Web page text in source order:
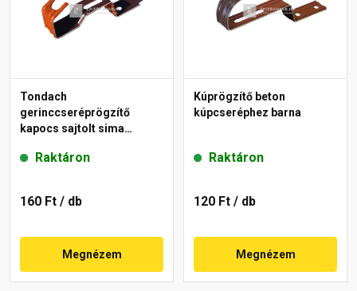
Tondach
gerinccseréprögzítő
kapocs sajtolt sima
Raktáron
160 Ft / db
Megnézem
Kúprögzítő beton
kúpcseréphez barna
Raktáron
120 Ft / db
Megnézem